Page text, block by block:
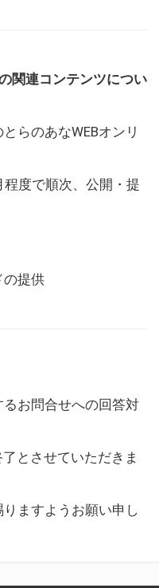
関連コンテンツについ
らのあなWEBオンリ
度で順次、公開・提
の提供
るお問合せへの回答対
とさせていただきま
ますようお願い申し